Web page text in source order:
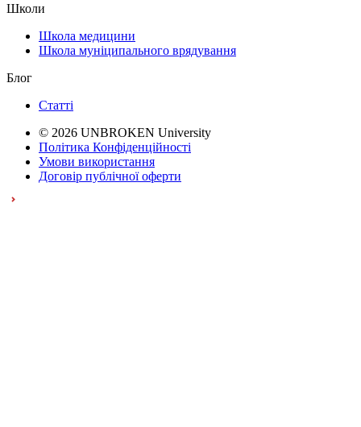
Школи
Школа медицини
Школа муніципального врядування
Блог
Статті
© 2026 UNBROKEN University
Політика Конфіденційності
Умови використання
Договір публічної оферти